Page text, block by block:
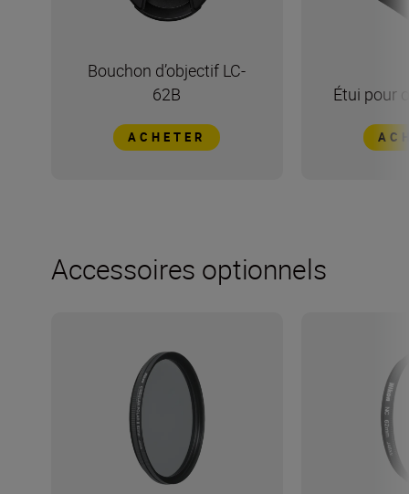
Bouchon d’objectif LC-
62B
ACHETER
Étui pour
Accessoires optionnels